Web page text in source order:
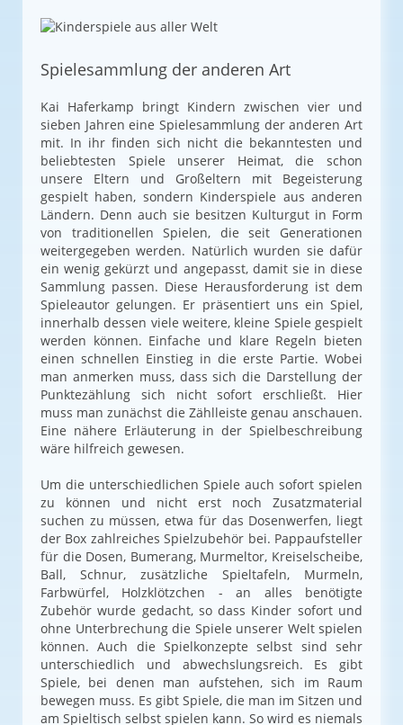
Spielesammlung der anderen Art
Kai Haferkamp bringt Kindern zwischen vier und
sieben Jahren eine Spielesammlung der anderen Art
mit. In ihr finden sich nicht die bekanntesten und
beliebtesten Spiele unserer Heimat, die schon
unsere Eltern und Großeltern mit Begeisterung
gespielt haben, sondern Kinderspiele aus anderen
Ländern. Denn auch sie besitzen Kulturgut in Form
von traditionellen Spielen, die seit Generationen
weitergegeben werden. Natürlich wurden sie dafür
ein wenig gekürzt und angepasst, damit sie in diese
Sammlung passen. Diese Herausforderung ist dem
Spieleautor gelungen. Er präsentiert uns ein Spiel,
innerhalb dessen viele weitere, kleine Spiele gespielt
werden können. Einfache und klare Regeln bieten
einen schnellen Einstieg in die erste Partie. Wobei
man anmerken muss, dass sich die Darstellung der
Punktezählung sich nicht sofort erschließt. Hier
muss man zunächst die Zählleiste genau anschauen.
Eine nähere Erläuterung in der Spielbeschreibung
wäre hilfreich gewesen.
Um die unterschiedlichen Spiele auch sofort spielen
zu können und nicht erst noch Zusatzmaterial
suchen zu müssen, etwa für das Dosenwerfen, liegt
der Box zahlreiches Spielzubehör bei. Pappaufsteller
für die Dosen, Bumerang, Murmeltor, Kreiselscheibe,
Ball, Schnur, zusätzliche Spieltafeln, Murmeln,
Farbwürfel, Holzklötzchen - an alles benötigte
Zubehör wurde gedacht, so dass Kinder sofort und
ohne Unterbrechung die Spiele unserer Welt spielen
können. Auch die Spielkonzepte selbst sind sehr
unterschiedlich und abwechslungsreich. Es gibt
Spiele, bei denen man aufstehen, sich im Raum
bewegen muss. Es gibt Spiele, die man im Sitzen und
am Spieltisch selbst spielen kann. So wird es niemals